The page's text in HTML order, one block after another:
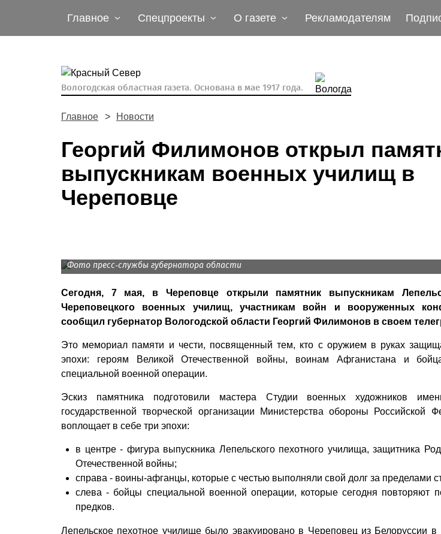
Главное Спецпроекты О газете Рекламодателям
Вологодская областная газета. Основана в мае 1917 года.
Главное Новости
Георгий Филимонов открыл
выпускникам военных училищ в
Череповце
Фото пресс-службы губернатора области
Сегодня, 7 мая, в Череповце открыли памятник выпускникам
Череповецкого военных училищ, участникам войн и вооруженных
сообщил губернатор Вологодской области Георгий Филимонов в своем
Это мемориал памяти и чести, посвященный тем, кто с оружием в руках
эпохи: героям Великой Отечественной войны, воинам Афганистана и
специальной военной операции.
Эскиз памятника подготовили мастера Студии военных художников
государственной творческой организации Министерства обороны Российской
воплощает в себе три эпохи:
в центре - фигура выпускника Лепельского пехотного училища, защитника
Отечественной войны;
справа - воины-афганцы, которые с честью выполняли свой долг за пределами
слева - бойцы специальной военной операции, которые сегодня повторяют
предков.
Лепельское пехотное училище было эвакуировано в Череповец из Белоруссии в